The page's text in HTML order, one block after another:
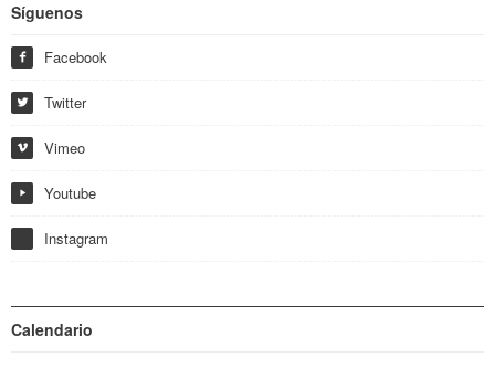
Síguenos
f Facebook
w Twitter
i Vimeo
y Youtube
Instagram
Calendario